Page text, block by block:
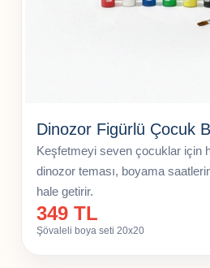
Dinozor Figürlü Çocuk
Keşfetmeyi seven çocuklar için
dinozor teması, boyama
hale getirir.
349 TL
Şövaleli boya seti 20x20